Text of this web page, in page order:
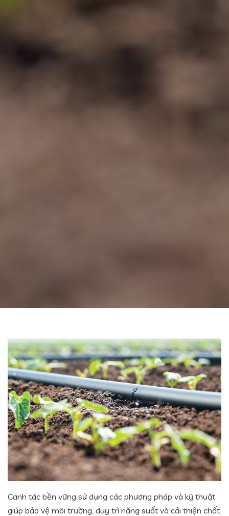
Canh tác bền vững sử dụng các phương pháp và kỹ thuật
giúp bảo vệ môi trường, duy trì năng suất và cải thiện chất